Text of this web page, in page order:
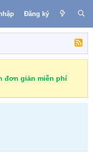
Đăng ký
đơn giản miễn phí